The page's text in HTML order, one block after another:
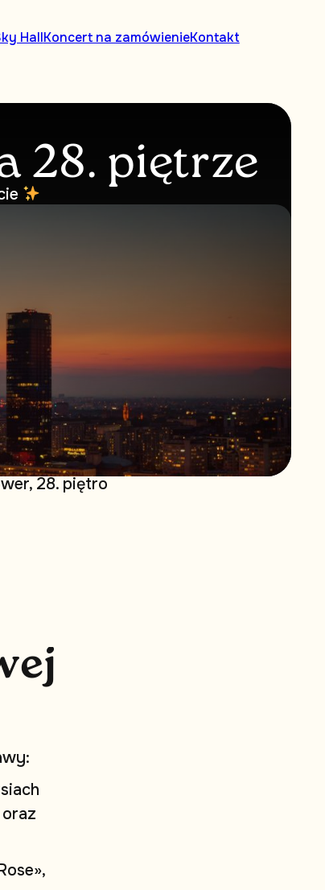
HallKoncert na zamówienieKontakt
28. piętrze
28. piętro
ej
wy:
siach
oraz
ose»,